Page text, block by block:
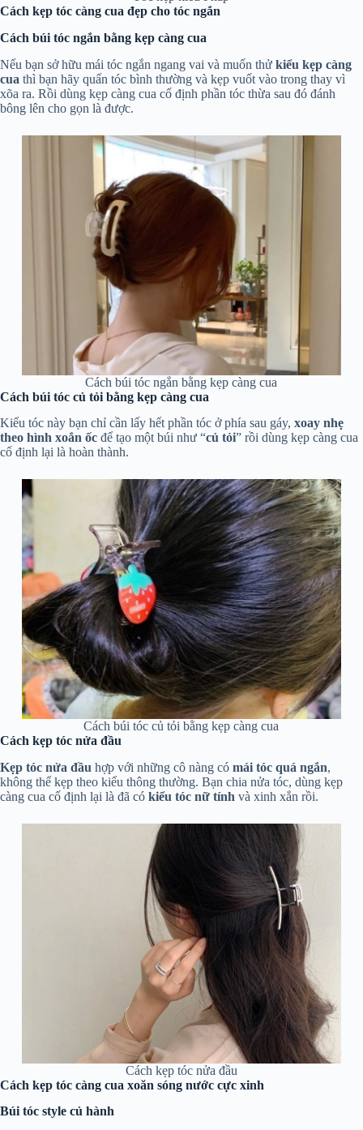
Cách kẹp tóc càng cua đẹp cho tóc ngắn
Cách búi tóc ngắn bằng kẹp càng cua
Nếu bạn sở hữu mái tóc ngắn ngang vai và muốn thử kiểu kẹp càng
cua thì bạn hãy quấn tóc bình thường và kẹp vuốt vào trong thay vì
xõa ra. Rồi dùng kẹp càng cua cố định phần tóc thừa sau đó đánh
bông lên cho gọn là được.
Cách búi tóc ngắn bằng kẹp càng cua
Cách búi tóc củ tỏi bằng kẹp càng cua
Kiểu tóc này bạn chỉ cần lấy hết phần tóc ở phía sau gáy, xoay nhẹ
theo hình xoắn ốc để tạo một búi như “củ tỏi” rồi dùng kẹp càng cua
cố định lại là hoàn thành.
Cách búi tóc củ tỏi bằng kẹp càng cua
Cách kẹp tóc nửa đầu
Kẹp tóc nửa đầu hợp với những cô nàng có mái tóc quá ngắn,
không thể kẹp theo kiểu thông thường. Bạn chia nửa tóc, dùng kẹp
càng cua cố định lại là đã có kiểu tóc nữ tính và xinh xắn rồi.
Cách kẹp tóc nửa đầu
Cách kẹp tóc càng cua xoăn sóng nước cực xinh
Búi tóc style củ hành